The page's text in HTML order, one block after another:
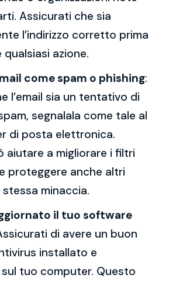
Assicurati che sia
l’indirizzo corretto prima
azione.
come spam o phishing:
l’email sia un tentativo di
segnalala come tale al
di posta elettronica.
aiutare a migliorare i filtri
proteggere anche altri
minaccia.
il tuo software
di avere un buon
installato e
tuo computer. Questo